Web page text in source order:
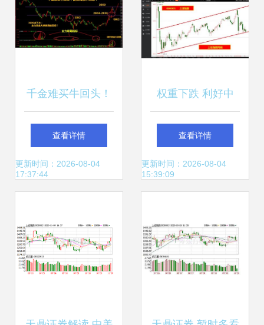
千金难买牛回头！
盯住这条主线不会
错
查看详情
更新时间：2026-08-04
17:37:44
权重下跌 利好中
小？天鼎证券早评
解读市场新动态
查看详情
更新时间：2026-08-04
15:39:09